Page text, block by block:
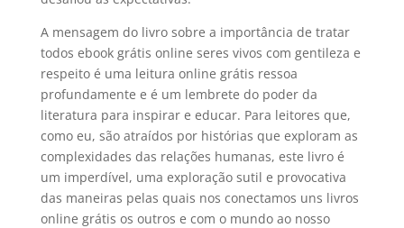
A mensagem do livro sobre a importância de tratar
todos ebook grátis online seres vivos com gentileza e
respeito é uma leitura online grátis ressoa
profundamente e é um lembrete do poder da
literatura para inspirar e educar. Para leitores que,
como eu, são atraídos por histórias que exploram as
complexidades das relações humanas, este livro é
um imperdível, uma exploração sutil e provocativa
das maneiras pelas quais nos conectamos uns livros
online grátis os outros e com o mundo ao nosso